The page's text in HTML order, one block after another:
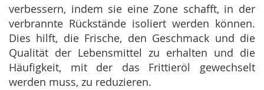
verbessern, indem sie eine Zone schafft, in der
verbrannte Rückstände isoliert werden können.
Dies hilft, die Frische, den Geschmack und die
Qualität der Lebensmittel zu erhalten und die
Häufigkeit, mit der das Frittieröl gewechselt
werden muss, zu reduzieren.